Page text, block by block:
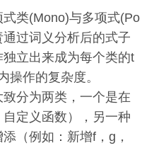
类(Mono)与多项式(Po
过词义分析后的式子
立出来成为每个类的t
操作的复杂度。
分为两类，一个是在
定义函数），另一种
（例如：新增f，g，